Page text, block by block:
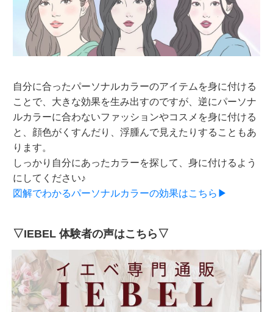
自分に合ったパーソナルカラーのアイテムを身に付ける
ことで、大きな効果を生み出すのですが、逆にパーソナ
ルカラーに合わないファッションやコスメを身に付ける
と、顔色がくすんだり、浮腫んで見えたりすることもあ
ります。
しっかり自分にあったカラーを探して、身に付けるよう
にしてください♪
図解でわかるパーソナルカラーの効果はこちら▶
▽IEBEL 体験者の声はこちら▽